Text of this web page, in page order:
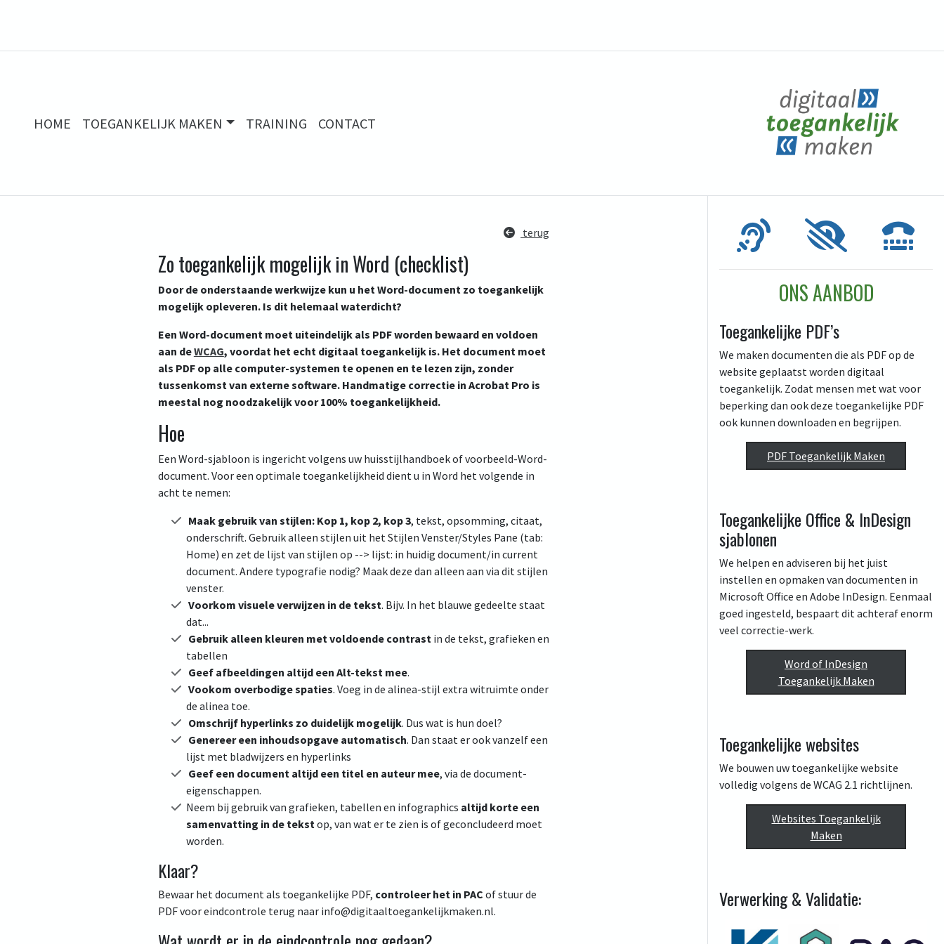
HOME TOEGANKELIJK MAKEN TRAINING CONTACT
terug
Zo toegankelijk mogelijk in Word (checklist)
Door de onderstaande werkwijze kun u het Word-document zo toegankelijk
mogelijk opleveren. Is dit helemaal waterdicht?
Een Word-document moet uiteindelijk als PDF worden bewaard en voldoen
aan deWCAG, voordat het echt digitaal toegankelijk is. Het document moet
als PDF op alle computer-systemen te openen en te lezen zijn, zonder
tussenkomst van externe software. Handmatige correctie in Acrobat Pro is
meestal nog noodzakelijk voor 100% toegankelijkheid.
Hoe
Een Word-sjabloon is ingericht volgens uw huisstijlhandboek of voorbeeld-Word-
document. Voor een optimale toegankelijkheid dient u in Word het volgende in
acht te nemen:
Maak gebruik van stijlen: Kop 1, kop 2, kop 3, tekst, opsomming, citaat,
onderschrift. Gebruik alleen stijlen uit het Stijlen Venster/Styles Pane (tab:
Home) en zet de lijst van stijlen op --> lijst: in huidig document/in current
document. Andere typografie nodig? Maak deze dan alleen aan via dit stijlen
venster.
Voorkom visuele verwijzen in de tekst. Bijv. In het blauwe gedeelte staat
dat...
Gebruik alleen kleuren met voldoende contrastin de tekst, grafieken en
tabellen
Geef afbeeldingen altijd een Alt-tekst mee.
Vookom overbodige spaties. Voeg in de alinea-stijl extra witruimte onder
de alinea toe.
Omschrijf hyperlinks zo duidelijk mogelijk. Dus wat is hun doel?
Genereer een inhoudsopgave automatisch. Dan staat er ook vanzelf een
lijst met bladwijzers en hyperlinks
Geef een document altijd een titel en auteur mee, via de document-
eigenschappen.
Neem bij gebruik van grafieken, tabellen en infographics altijd korte een
samenvatting in de tekstop, van wat er te zien is of geconcludeerd moet
worden.
Klaar?
Bewaar het document als toegankelijke PDF, controleer het in PAC of stuur de
PDF voor eindcontrole terug naar info@digitaaltoegankelijkmaken.nl.
ONS AANBOD
Toegankelijke PDF’s
We maken documenten die als PDF op de
website geplaatst worden digitaal
toegankelijk. Zodat mensen met wat voor
beperking dan ook deze toegankelijke PDF
ook kunnen downloaden en begrijpen.
PDF Toegankelijk Maken
Toegankelijke Office & InDesign
sjablonen
We helpen en adviseren bij het juist
instellen en opmaken van documenten in
Microsoft Office en Adobe InDesign. Eenmaal
goed ingesteld, bespaart dit achteraf enorm
veel correctie-werk.
Word of InDesign
Toegankelijk Maken
Toegankelijke websites
We bouwen uw toegankelijke website
volledig volgens de WCAG 2.1 richtlijnen.
Websites Toegankelijk
Maken
Verwerking & Validatie: